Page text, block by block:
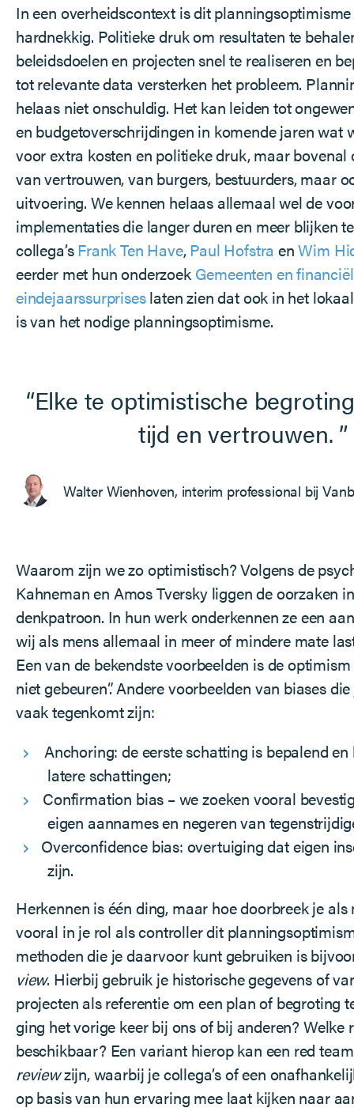
In een overheidscontext is dit
hardnekkig. Politieke druk om resultaten te
beleidsdoelen en projecten snel te realiseren en
tot relevante data versterken het probleem.
helaas niet onschuldig. Het kan leiden tot
en budgetoverschrijdingen in komende jaren wat
voor extra kosten en politieke druk, maar bovenal
van vertrouwen, van burgers, bestuurders, maar
uitvoering. We kennen helaas allemaal wel de
implementaties die langer duren en meer blijken
collega’sFrank Ten Have,Paul Hofstra enWim
eerder met hun onderzoek Gemeenten en
eindejaarssurpriseslaten ziendat ook in het
is van het nodige planningsoptimisme.
Elke te optimistische
tijd en vertrouwen.
Walter Wienhoven, interim professional bij
Waarom zijn we zo optimistisch? Volgens de
Kahneman en Amos Tversky liggen de oorzaken
denkpatroon. In hun werk onderkennen ze een
wij als mens allemaal in meer of mindere mate
Een van de bekendste voorbeelden is de
niet gebeuren”. Andere voorbeelden van biases
vaak tegenkomt zijn:
Anchoring: de eerste schatting is bepalend
latere schattingen;
Confirmation bias – we zoeken vooral
eigen aannames en negeren van
Overconfidence bias: overtuiging dat eigen
zijn.
Herkennen is één ding, maar hoe doorbreek je als
vooral in je rol als controller dit
methoden die je daarvoor kunt gebruiken is
view. Hierbij gebruik je historische gegevens of
projecten als referentie om een plan of begroting
ging het vorige keer bij ons of bij anderen? Welke
beschikbaar? Een variant hierop kan een red
reviewzijn, waarbij je collega’s of een
op basis van hun ervaring mee laat kijken naar